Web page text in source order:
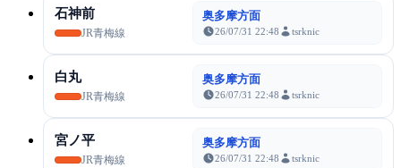
石神前
JR青梅線
奥多摩方面
26/07/31 22:48 tsrknic
白丸
JR青梅線
奥多摩方面
26/07/31 22:48 tsrknic
宮ノ平
JR青梅線
奥多摩方面
26/07/31 22:48 tsrknic